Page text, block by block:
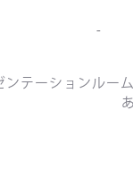
ンテーションルー